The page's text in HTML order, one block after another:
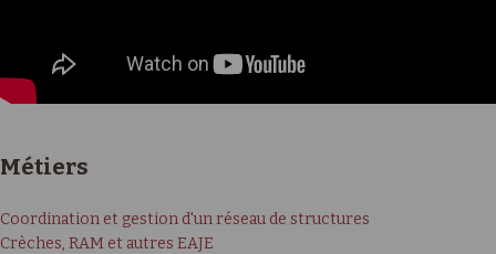
Métiers
Coordination et gestion d'un réseau de structures
Crèches, RAM et autres EAJE